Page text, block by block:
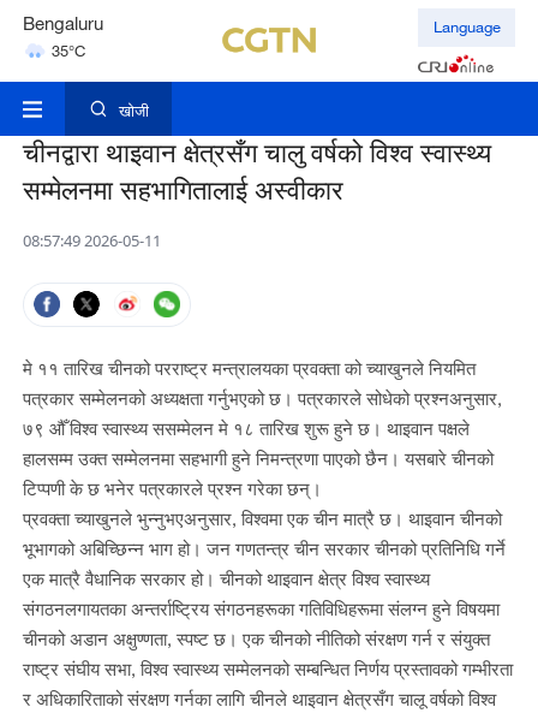
Bengaluru
35°C
Hyderabad
Language
खोजी
चीनद्वारा थाइवान क्षेत्रसँग चालु वर्षको विश्व स्वास्थ्य
सम्मेलनमा सहभागितालाई अस्वीकार
08:57:49 2026-05-11
मे ११ तारिख चीनको परराष्ट्र मन्त्रालयका प्रवक्ता को च्याखुनले नियमित
पत्रकार सम्मेलनको अध्यक्षता गर्नुभएको छ। पत्रकारले सोधेको प्रश्नअनुसार,
७९ औँ विश्व स्वास्थ्य ससम्मेलन मे १८ तारिख शुरू हुने छ। थाइवान पक्षले
हालसम्म उक्त सम्मेलनमा सहभागी हुने निमन्त्रणा पाएको छैन। यसबारे चीनको
टिप्पणी के छ भनेर पत्रकारले प्रश्न गरेका छन्।
प्रवक्ता च्याखुनले भुन्नुभएअनुसार, विश्वमा एक चीन मात्रै छ। थाइवान चीनको
भूभागको अबिच्छिन्न भाग हो। जन गणतन्त्र चीन सरकार चीनको प्रतिनिधि गर्ने
एक मात्रै वैधानिक सरकार हो। चीनको थाइवान क्षेत्र विश्व स्वास्थ्य
संगठनलगायतका अन्तर्राष्ट्रिय संगठनहरूका गतिविधिहरूमा संलग्न हुने विषयमा
चीनको अडान अक्षुण्णता, स्पष्ट छ। एक चीनको नीतिको संरक्षण गर्न र संयुक्त
राष्ट्र संघीय सभा, विश्व स्वास्थ्य सम्मेलनको सम्बन्धित निर्णय प्रस्तावको गम्भीरता
र अधिकारिताको संरक्षण गर्नका लागि चीनले थाइवान क्षेत्रसँग चालू वर्षको विश्व